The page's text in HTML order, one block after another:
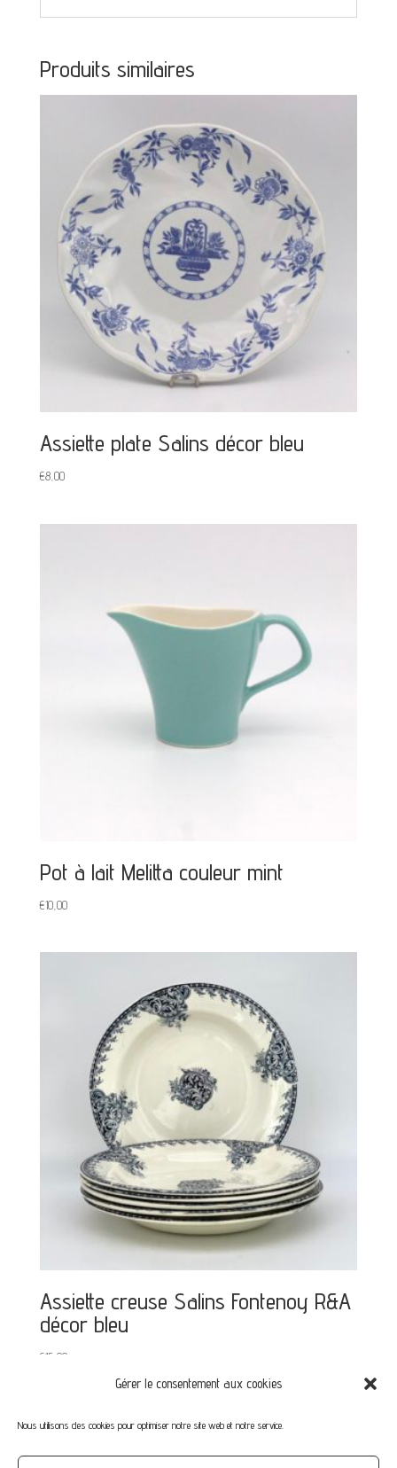
Gérer le consentement aux cookies
Nous utilisons des cookies pour optimiser notre site web et notre service.
Produits similaires
Assiette plate Salins décor bleu
€8,00
Pot à lait Melitta couleur mint
€10,00
Assiette creuse Salins Fontenoy R&A
décor bleu
€15,00